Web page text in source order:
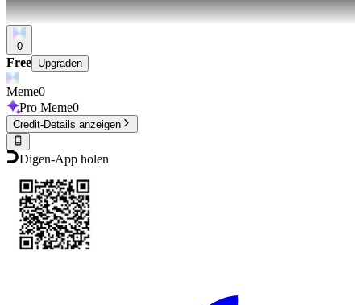
0
Free Upgraden
Meme0
Pro Meme0
Credit-Details anzeigen
Digen-App holen